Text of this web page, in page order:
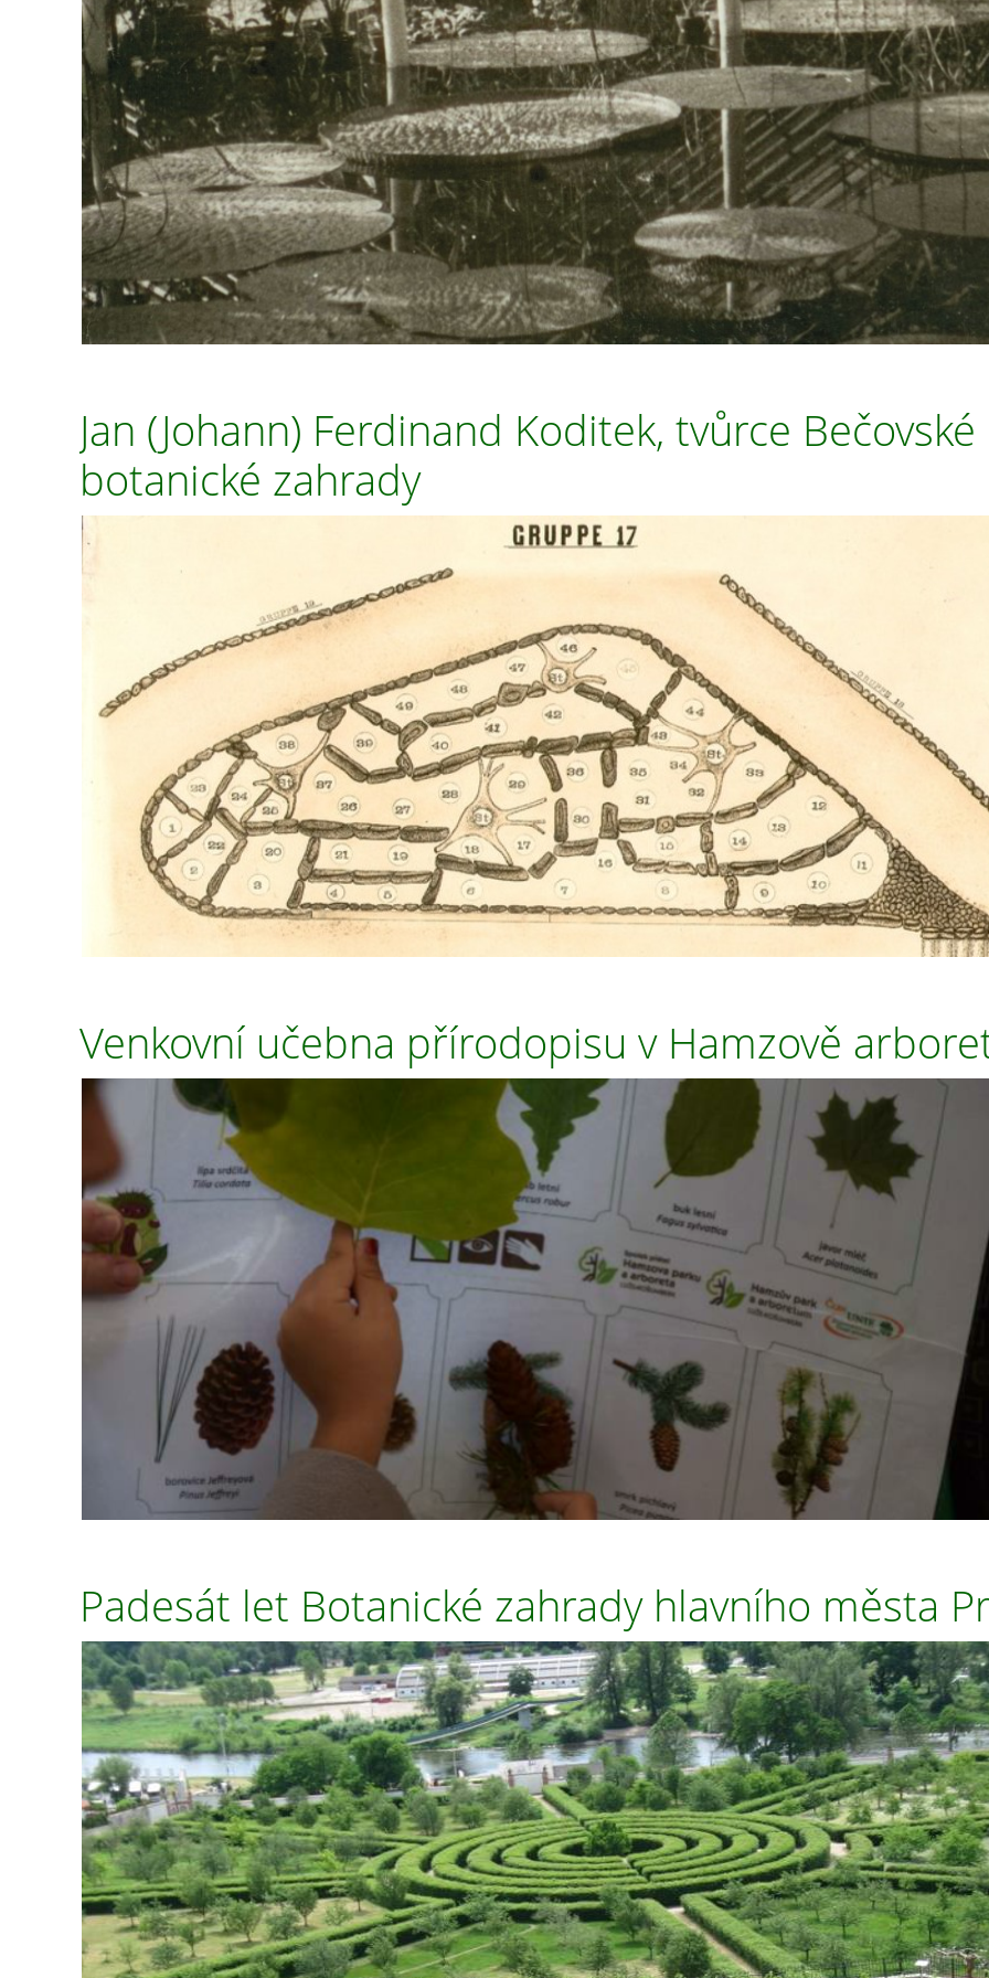
Jan (Johann) Ferdinand Koditek, tvůrce Bečovské
botanické zahrady
Venkovní učebna přírodopisu v Hamzově
Padesát let Botanické zahrady hlavního města